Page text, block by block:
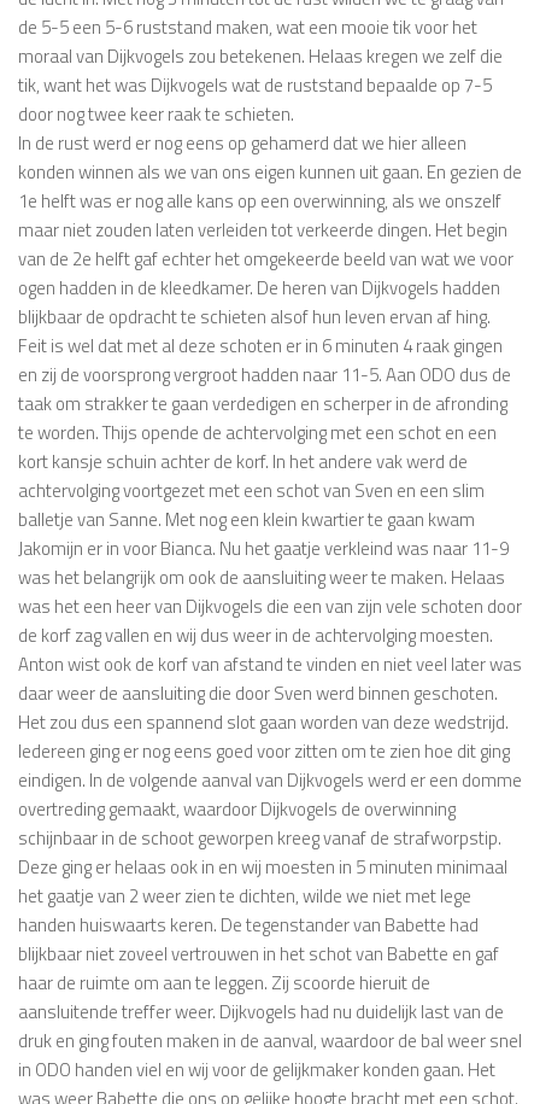
de 5-5 een 5-6 ruststand maken, wat een mooie tik voor het
moraal van Dijkvogels zou betekenen. Helaas kregen we zelf die
tik, want het was Dijkvogels wat de ruststand bepaalde op 7-5
door nog twee keer raak te schieten.
In de rust werd er nog eens op gehamerd dat we hier alleen
konden winnen als we van ons eigen kunnen uit gaan. En gezien de
1e helft was er nog alle kans op een overwinning, als we onszelf
maar niet zouden laten verleiden tot verkeerde dingen. Het begin
van de 2e helft gaf echter het omgekeerde beeld van wat we voor
ogen hadden in de kleedkamer. De heren van Dijkvogels hadden
blijkbaar de opdracht te schieten alsof hun leven ervan af hing.
Feit is wel dat met al deze schoten er in 6 minuten 4 raak gingen
en zij de voorsprong vergroot hadden naar 11-5. Aan ODO dus de
taak om strakker te gaan verdedigen en scherper in de afronding
te worden. Thijs opende de achtervolging met een schot en een
kort kansje schuin achter de korf. In het andere vak werd de
achtervolging voortgezet met een schot van Sven en een slim
balletje van Sanne. Met nog een klein kwartier te gaan kwam
Jakomijn er in voor Bianca. Nu het gaatje verkleind was naar 11-9
was het belangrijk om ook de aansluiting weer te maken. Helaas
was het een heer van Dijkvogels die een van zijn vele schoten door
de korf zag vallen en wij dus weer in de achtervolging moesten.
Anton wist ook de korf van afstand te vinden en niet veel later was
daar weer de aansluiting die door Sven werd binnen geschoten.
Het zou dus een spannend slot gaan worden van deze wedstrijd.
Iedereen ging er nog eens goed voor zitten om te zien hoe dit ging
eindigen. In de volgende aanval van Dijkvogels werd er een domme
overtreding gemaakt, waardoor Dijkvogels de overwinning
schijnbaar in de schoot geworpen kreeg vanaf de strafworpstip.
Deze ging er helaas ook in en wij moesten in 5 minuten minimaal
het gaatje van 2 weer zien te dichten, wilde we niet met lege
handen huiswaarts keren. De tegenstander van Babette had
blijkbaar niet zoveel vertrouwen in het schot van Babette en gaf
haar de ruimte om aan te leggen. Zij scoorde hieruit de
aansluitende treffer weer. Dijkvogels had nu duidelijk last van de
druk en ging fouten maken in de aanval, waardoor de bal weer snel
in ODO handen viel en wij voor de gelijkmaker konden gaan. Het